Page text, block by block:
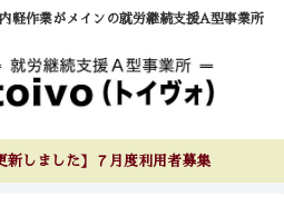
軽作業がメインの就労継続支援A型事業所
新しました】７月度利用者募集